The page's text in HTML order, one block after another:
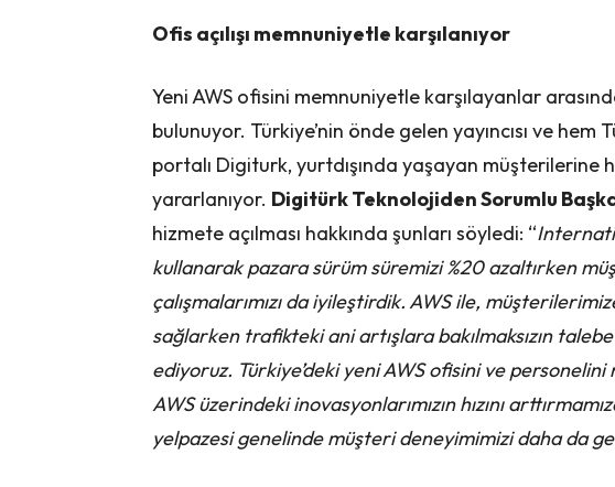
Ofis açılışı memnuniyetle karşılanıyor
Yeni AWS ofisini memnuniyetle karşılayanlar
bulunuyor. Türkiye’nin önde gelen yayıncısı ve hem
portalı Digiturk, yurtdışında yaşayan müşterilerine
yararlanıyor. Digitürk Teknolojiden Sorumlu
hizmete açılması hakkında şunları söyledi: “
kullanarak pazara sürüm süremizi %20 azaltırken
çalışmalarımızı da iyileştirdik. AWS ile,
sağlarken trafikteki ani artışlara bakılmaksızın
ediyoruz. Türkiye’deki yeni AWS ofisini ve personelini
AWS üzerindeki inovasyonlarımızın hızını
yelpazesi genelinde müşteri deneyimimizi daha da